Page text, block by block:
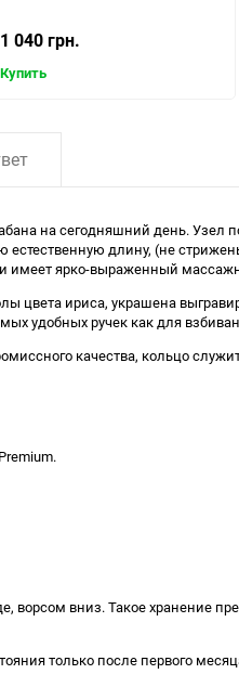
1 040 грн.
Купить
на сегодняшний день.
длину, (не
имеет ярко-выраженный
цвета ириса, украшена
удобных ручек как для
качества, кольцо
вниз. Такое хранение
только после первого